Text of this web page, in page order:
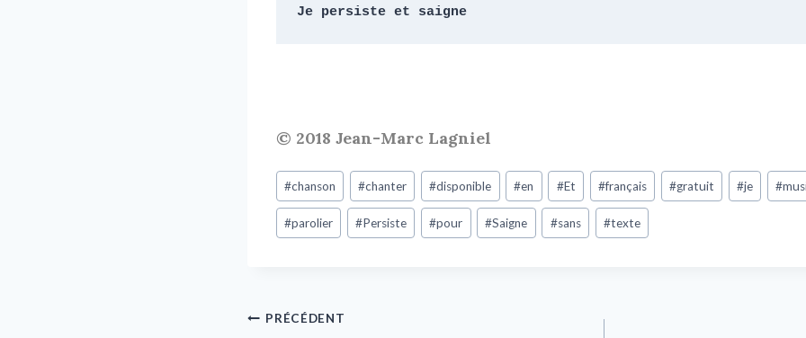
Je persiste et saigne
© 2018 Jean-Marc Lagniel
#chanson #chanter #disponible #en #Et #français #gratuit #je #
#parolier #Persiste #pour #Saigne #sans #texte
PRÉCÉDENT